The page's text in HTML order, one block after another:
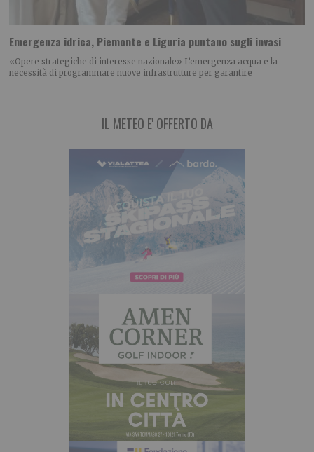
Emergenza idrica, Piemonte e Liguria puntano sugli invasi
«Opere strategiche di interesse nazionale» L’emergenza acqua e la
necessità di programmare nuove infrastrutture per garantire
IL METEO E' OFFERTO DA